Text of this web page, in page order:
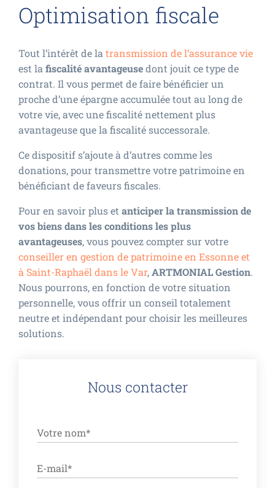
Optimisation fiscale
Tout l’intérêt de la transmission de l’assurance vie
est la fiscalité avantageusedont jouit ce type de
contrat. Il vous permet de faire bénéficier un
proche d’une épargne accumulée tout au long de
votre vie, avec une fiscalité nettement plus
avantageuse que la fiscalité successorale.
Ce dispositif s’ajoute à d’autres comme les
donations, pour transmettre votre patrimoine en
bénéficiant de faveurs fiscales.
Pour en savoir plus et anticiper la transmission de
vos biens dans les conditions les plus
avantageuses, vous pouvez compter sur votre
conseiller en gestion de patrimoine en Essonne et
à Saint-Raphaël dans le Var,ARTMONIAL Gestion.
Nous pourrons, en fonction de votre situation
personnelle, vous offrir un conseil totalement
neutre et indépendant pour choisir les meilleures
solutions.
Nous contacter